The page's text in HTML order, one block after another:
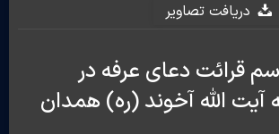
دریافت تصاویر
قرائت دعای عرفه در
آیت الله آخوند (ره) همدان